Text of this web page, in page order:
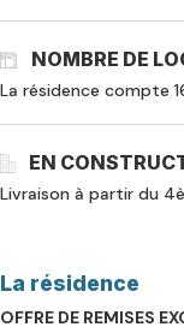
NOMBRE DE
La résidence compte
EN
Livraison à partir du
La résidence
OFFRE DE REMISES